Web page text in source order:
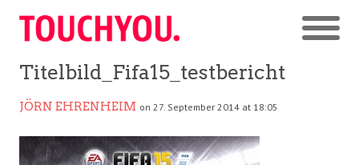
Titelbild_Fifa15_testbericht
JÖRN EHRENHEIM on 27. September 2014 at 18:05